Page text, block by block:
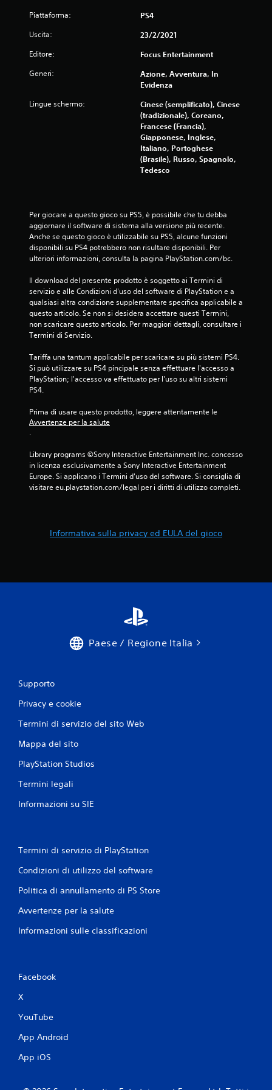
Piattaforma: PS4
Uscita: 23/2/2021
Editore: Focus Entertainment
Generi:
Azione, Avventura, In
Evidenza
Lingue schermo:
Cinese (semplificato), Cinese
(tradizionale), Coreano,
Francese (Francia),
Giapponese, Inglese,
Italiano, Portoghese
(Brasile), Russo, Spagnolo,
Tedesco
Per giocare a questo gioco su PS5, è possibile che tu debba
aggiornare il software di sistema alla versione più recente.
Anche se questo gioco è utilizzabile su PS5, alcune funzioni
disponibili su PS4 potrebbero non risultare disponibili. Per
ulteriori informazioni, consulta la pagina PlayStation.com/bc.
Il download del presente prodotto è soggetto ai Termini di
servizio e alle Condizioni d'uso del software di PlayStation e a
qualsiasi altra condizione supplementare specifica applicabile a
questo articolo. Se non si desidera accettare questi Termini,
non scaricare questo articolo. Per maggiori dettagli, consultare i
Termini di Servizio.
Tariffa una tantum applicabile per scaricare su più sistemi PS4.
Si può utilizzare su PS4 pincipale senza effettuare l'accesso a
PlayStation; l'accesso va effettuato per l'uso su altri sistemi
PS4.
Prima di usare questo prodotto, leggere attentamente le
Avvertenze per la salute
.
Library programs ©Sony Interactive Entertainment Inc. concesso
in licenza esclusivamente a Sony Interactive Entertainment
Europe. Si applicano i Termini d'uso del software. Si consiglia di
visitare eu.playstation.com/legal per i diritti di utilizzo completi.
Informativa sulla privacy ed EULA del gioco
Paese / Regione Italia
Supporto
Privacy e cookie
Termini di servizio del sito Web
Mappa del sito
PlayStation Studios
Termini legali
Informazioni su SIE
Termini di servizio di PlayStation
Condizioni di utilizzo del software
Politica di annullamento di PS Store
Avvertenze per la salute
Informazioni sulle classificazioni
Facebook
X
YouTube
App Android
App iOS